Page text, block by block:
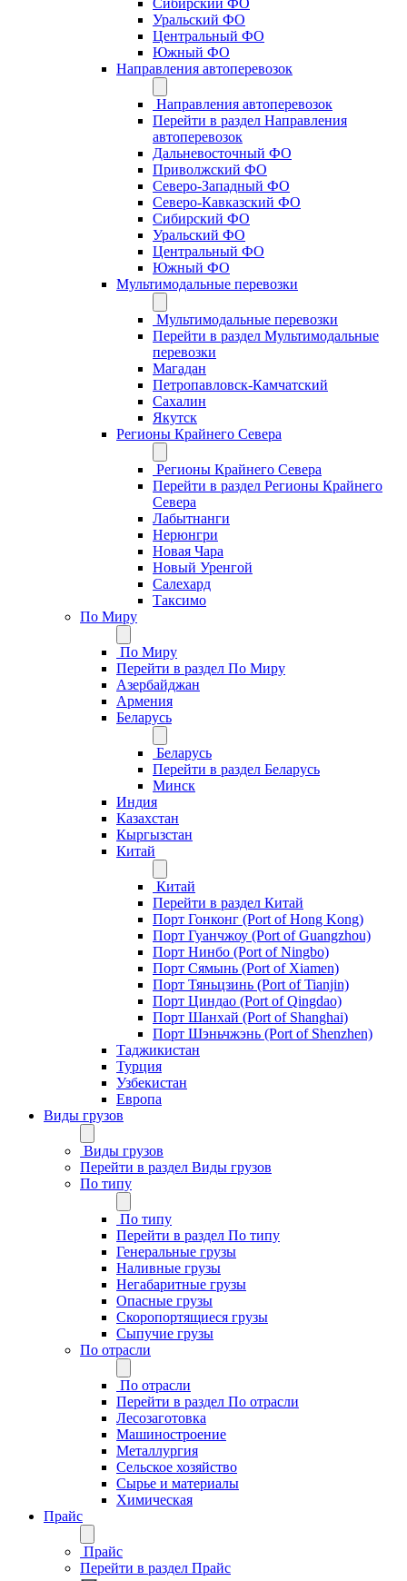
Сибирский ФО
Уральский ФО
Центральный ФО
Южный ФО
Направления автоперевозок
Направления автоперевозок
Перейти в раздел Направления
автоперевозок
Дальневосточный ФО
Приволжский ФО
Северо-Западный ФО
Северо-Кавказский ФО
Сибирский ФО
Уральский ФО
Центральный ФО
Южный ФО
Мультимодальные перевозки
Мультимодальные перевозки
Перейти в раздел Мультимодальные
перевозки
Магадан
Петропавловск-Камчатский
Сахалин
Якутск
Регионы Крайнего Севера
Регионы Крайнего Севера
Перейти в раздел Регионы Крайнего
Севера
Лабытнанги
Нерюнгри
Новая Чара
Новый Уренгой
Салехард
Таксимо
По Миру
По Миру
Перейти в раздел По Миру
Азербайджан
Армения
Беларусь
Беларусь
Перейти в раздел Беларусь
Минск
Индия
Казахстан
Кыргызстан
Китай
Китай
Перейти в раздел Китай
Порт Гонконг (Port of Hong Kong)
Порт Гуанчжоу (Port of Guangzhou)
Порт Нинбо (Port of Ningbo)
Порт Сямынь (Port of Xiamen)
Порт Тяньцзинь (Port of Tianjin)
Порт Циндао (Port of Qingdao)
Порт Шанхай (Port of Shanghai)
Порт Шэньчжэнь (Port of Shenzhen)
Таджикистан
Турция
Узбекистан
Европа
Виды грузов
Виды грузов
Перейти в раздел Виды грузов
По типу
По типу
Перейти в раздел По типу
Генеральные грузы
Наливные грузы
Негабаритные грузы
Опасные грузы
Скоропортящиеся грузы
Сыпучие грузы
По отрасли
По отрасли
Перейти в раздел По отрасли
Лесозаготовка
Машиностроение
Металлургия
Сельское хозяйство
Сырье и материалы
Химическая
Прайс
Прайс
Перейти в раздел Прайс